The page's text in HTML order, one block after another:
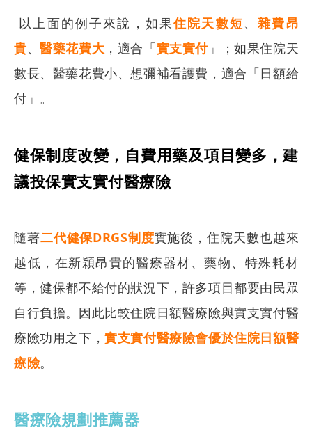
以上面的例子來說，如果住院天數短、雜費昂
貴、醫藥花費大 ，適合「實支實付」；如果住院天
數長、醫藥花費小、想彌補看護費，適合「日額給
付」。
健保制度改變，自費用藥及項目變多，建
議投保實支實付醫療險
隨著二代健保DRGS制度實施後，住院天數也越來
越低，在新穎昂貴的醫療器材、藥物、特殊耗材
等，健保都不給付的狀況下，許多項目都要由民眾
自行負擔。因此比較住院日額醫療險與實支實付醫
療險功用之下，實支實付醫療險會優於住院日額醫
療險。
醫療險規劃推薦器